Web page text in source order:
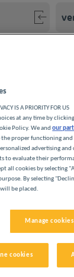
to interact
Rechercher
de l'Allier pour
IS A PRIORITY FOR US
at any time by
Policy. We andour
proper functioning
advertising
to evaluate their
all cookies by selecting
By selecting
be placed.
Manage cookies
cookies